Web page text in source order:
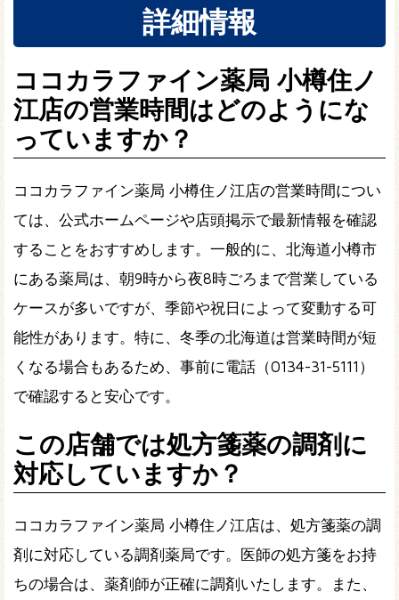
詳細情報
ココカラファイン薬局 小樽住ノ
江店の営業時間はどのようにな
っていますか？
ココカラファイン薬局 小樽住ノ江店の営業時間につい
ては、公式ホームページや店頭掲示で最新情報を確認
することをおすすめします。一般的に、北海道小樽市
にある薬局は、朝9時から夜8時ごろまで営業している
ケースが多いですが、季節や祝日によって変動する可
能性があります。特に、冬季の北海道は営業時間が短
くなる場合もあるため、事前に電話（0134-31-5111）
で確認すると安心です。
この店舗では処方箋薬の調剤に
対応していますか？
ココカラファイン薬局 小樽住ノ江店は、処方箋薬の調
剤に対応している調剤薬局です。医師の処方箋をお持
ちの場合は、薬剤師が正確に調剤いたします。また、